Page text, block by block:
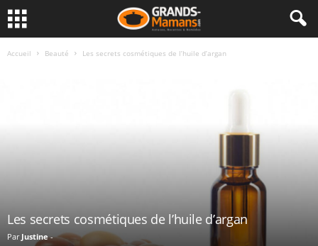
Accueil Beauté Les secrets cosmétiques de l’huile d’argan
Les secrets cosmétiques de l’huile d’argan
Par Justine-